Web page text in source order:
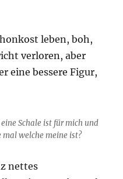
leben, boh,
verloren, aber
eine bessere Figur,
Schale ist für mich und
mal welche meine ist?
nettes